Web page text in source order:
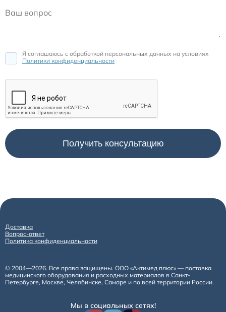
Я соглашаюсь c обработкой персональных данных на условиях
Политики конфиденциальности
Доставка
Вопрос-ответ
Политика конфиденциальности
© 2004—2026. Все права защищены. ООО «Актимед плюс» — поставка
медицинского оборудования и расходных материалов в Санкт-
Петербурге, Москве, Челябинске, Самаре и по всей территории России.
Мы в социальных сетях!